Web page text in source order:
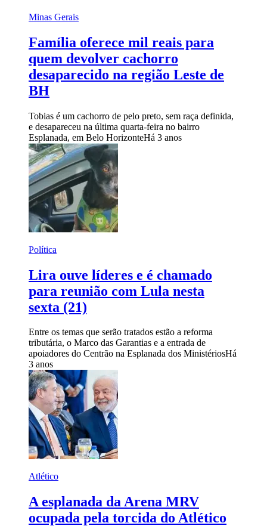
Minas Gerais
Família oferece mil reais para
quem devolver cachorro
desaparecido na região Leste de
BH
Tobias é um cachorro de pelo preto, sem raça definida,
e desapareceu na última quarta-feira no bairro
Esplanada, em Belo HorizonteHá 3 anos
Política
Lira ouve líderes e é chamado
para reunião com Lula nesta
sexta (21)
Entre os temas que serão tratados estão a reforma
tributária, o Marco das Garantias e a entrada de
apoiadores do Centrão na Esplanada dos MinistériosHá
3 anos
Atlético
A esplanada da Arena MRV
ocupada pela torcida do Atlético